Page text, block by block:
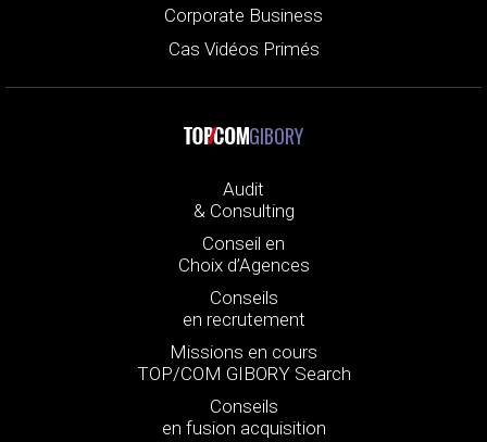
Corporate Business
Cas Vidéos Primés
GIBORY
Audit
& Consulting
Conseil en
Choix d’Agences
Conseils
en recrutement
Missions en cours
TOP/COM GIBORY Search
Conseils
en fusion acquisition